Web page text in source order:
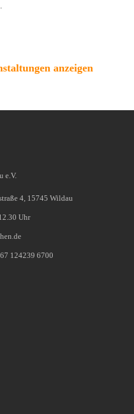
anzeigen
e.V.
4, 15745 Wildau
Uhr
124239 6700